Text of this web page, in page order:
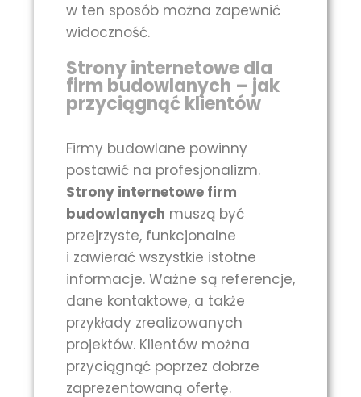
w ten sposób można zapewnić
widoczność.
Strony internetowe dla
firm budowlanych – jak
przyciągnąć klientów
Firmy budowlane powinny
postawić na profesjonalizm.
Strony internetowe firm
budowlanych muszą być
przejrzyste, funkcjonalne
i zawierać wszystkie istotne
informacje. Ważne są referencje,
dane kontaktowe, a także
przykłady zrealizowanych
projektów. Klientów można
przyciągnąć poprzez dobrze
zaprezentowaną ofertę.